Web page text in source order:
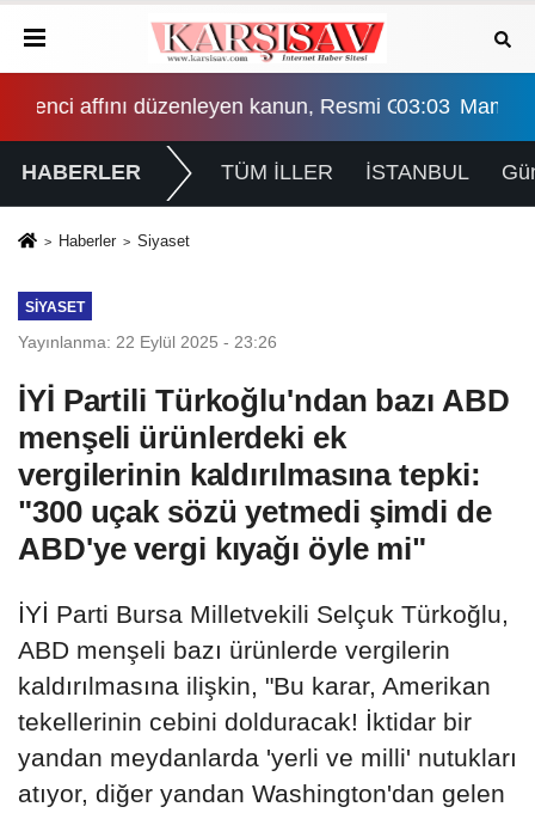
Gazete'de yayımlandı
03:03 Mamak'ta Lavanta Şenliği renkli görüntülere
HABERLER TÜM İLLER İSTANBUL
Haberler Siyaset
SIYASET
Yayınlanma: 22 Eylül 2025 - 23:26
İYİ Partili Türkoğlu'ndan bazı ABD
menşeli ürünlerdeki ek
vergilerinin kaldırılmasına tepki:
"300 uçak sözü yetmedi şimdi de
ABD'ye vergi kıyağı öyle mi"
İYİ Parti Bursa Milletvekili Selçuk Türkoğlu,
ABD menşeli bazı ürünlerde vergilerin
kaldırılmasına ilişkin, "Bu karar, Amerikan
tekellerinin cebini dolduracak! İktidar bir
yandan meydanlarda 'yerli ve milli' nutukları
atıyor, diğer yandan Washington'dan gelen